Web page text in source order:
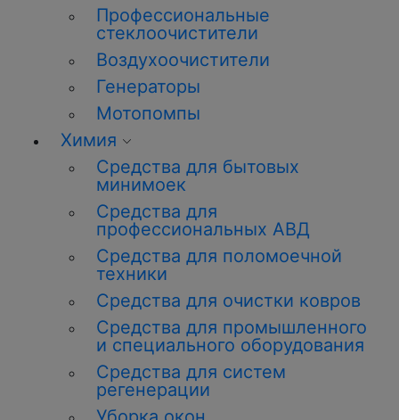
Профессиональные
стеклоочистители
Воздухоочистители
Генераторы
Мотопомпы
Химия
Средства для бытовых
минимоек
Средства для
профессиональных АВД
Средства для поломоечной
техники
Средства для очистки ковров
Средства для промышленного
и специального оборудования
Средства для систем
регенерации